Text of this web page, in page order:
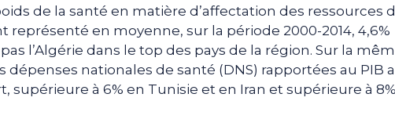
de la santé en matière d’affectation des ressources
représenté en moyenne, sur la période 2000-2014, 4,6%
l’Algérie dans le top des pays de la région. Sur la
dépenses nationales de santé (DNS) rapportées au PIB a
supérieure à 6% en Tunisie et en Iran et supérieure à 8%